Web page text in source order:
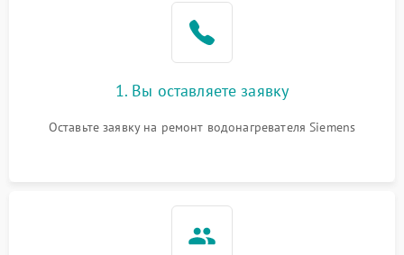
1. Вы оставляете заявку
Оставьте заявку на ремонт водонагревателя Siemens